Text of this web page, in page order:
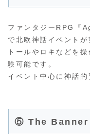
ファンタジーRPG『
で北欧神話イベントが
トールやロキなどを
験可能です。
イベント中心に神話
⑤ The Banner